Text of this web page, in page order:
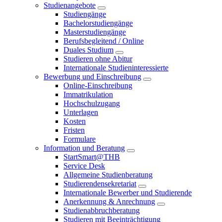
Studienangebote
Studiengänge
Bachelorstudiengänge
Masterstudiengänge
Berufsbegleitend / Online
Duales Studium
Studieren ohne Abitur
Internationale Studieninteressierte
Bewerbung und Einschreibung
Online-Einschreibung
Immatrikulation
Hochschulzugang
Unterlagen
Kosten
Fristen
Formulare
Information und Beratung
StartSmart@THB
Service Desk
Allgemeine Studienberatung
Studierendensekretariat
Internationale Bewerber und Studierende
Anerkennung & Anrechnung
Studienabbruchberatung
Studieren mit Beeinträchtigung